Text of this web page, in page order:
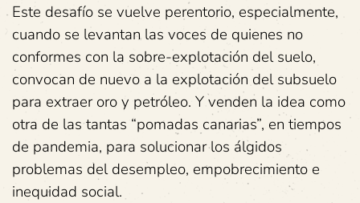
Este desafío se vuelve perentorio, especialmente,
cuando se levantan las voces de quienes no
conformes con la sobre-explotación del suelo,
convocan de nuevo a la explotación del subsuelo
para extraer oro y petróleo. Y venden la idea como
otra de las tantas “pomadas canarias”, en tiempos
de pandemia, para solucionar los álgidos
problemas del desempleo, empobrecimiento e
inequidad social.